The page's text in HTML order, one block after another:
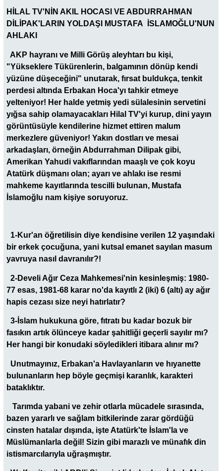
HİLAL TV'NİN AKIL HOCASI VE ABDURRAHMAN
DİLİPAK'LARIN YOLDAŞI MUSTAFA İSLAMOĞLU'NUN
AHLAKI
AKP hayranı ve Milli Görüş aleyhtarı bu kişi,
"Yükseklere Tükürenlerin, balgamının dönüp kendi
yüzüne düşeceğini" unutarak, fırsat buldukça, tenkit
perdesi altında Erbakan Hoca'yı tahkir etmeye
yelteniyor! Her halde yetmiş yedi sülalesinin servetini
yığsa sahip olamayacakları Hilal TV'yi kurup, dini yayın
görüntüsüyle kendilerine hizmet ettiren malum
merkezlere güveniyor! Yakın dostları ve mesai
arkadaşları, örneğin Abdurrahman Dilipak gibi,
Amerikan Yahudi vakıflarından maaşlı ve çok koyu
Atatürk düşmanı olan; ayarı ve ahlakı ise resmi
mahkeme kayıtlarında tescilli bulunan, Mustafa
İslamoğlu nam kişiye soruyoruz.
1-Kur'an öğretilisin diye kendisine verilen 12 yaşındaki
bir erkek çocuğuna, yani kutsal emanet sayılan masum
yavruya nasıl davranılır?!
2-Develi Ağır Ceza Mahkemesi'nin kesinleşmiş: 1980-
77 esas, 1981-68 karar no'da kayıtlı 2 (iki) 6 (altı) ay ağır
hapis cezası size neyi hatırlatır?
3-İslam hukukuna göre, fıtratı bu kadar bozuk bir
fasıkın artık ölünceye kadar şahitliği geçerli sayılır mı?
Her hangi bir konudaki söyledikleri itibara alınır mı?
Unutmayınız, Erbakan'a Havlayanların ve hıyanette
bulunanların hep böyle geçmişi karanlık, karakteri
bataklıktır.
Tarımda yabani ve zehir otlarla mücadele sırasında,
bazen yararlı ve sağlam bitkilerinde zarar gördüğü
cinsten hatalar dışında, işte Atatürk'te İslam'la ve
Müslümanlarla değil! Sizin gibi marazlı ve münafık din
istismarcılarıyla uğraşmıştır.